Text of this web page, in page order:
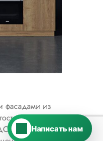
фасадами из
плиты
10мм.Написать нам